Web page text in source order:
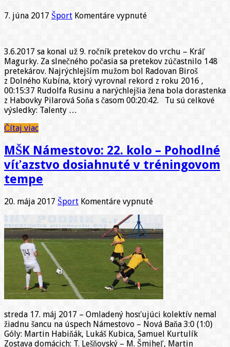
7. júna 2017 Šport Komentáre vypnuténa
Magurky
2017
3.6.2017 sa konal už 9. ročník pretekov do vrchu – Kráľ
Magurky. Za slnečného počasia sa pretekov zúčastnilo 148
pretekárov. Najrýchlejším mužom bol Radovan Biroš
z Dolného Kubína, ktorý vyrovnal rekord z roku 2016 ,
00:15:37 Rudolfa Rusinu a narýchlejšia žena bola dorastenka
z Habovky Pilarová Soňa s časom 00:20:42. Tu sú celkové
výsledky: Talenty …
Čítaj viac
MŠK Námestovo: 22. kolo – Pohodlné
víťazstvo dosiahnuté v tréningovom
tempe
20. mája 2017 Šport Komentáre vypnuténa
22.
kolo
víťazstvo
dosiahnuté
v
tréningovom
streda 17. máj 2017 – Omladený hosťujúci kolektív nemal
žiadnu šancu na úspech Námestovo – Nová Baňa 3:0 (1:0)
Góly: Martin Habiňák, Lukáš Kubica, Samuel Kurtulík
Zostava domácich: T. Lešňovský – M. Šmiheľ, Martin